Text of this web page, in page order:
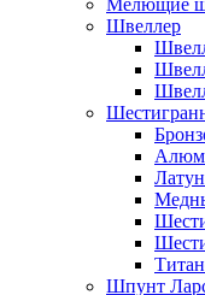
Мелющие
Швеллер
Шпунт